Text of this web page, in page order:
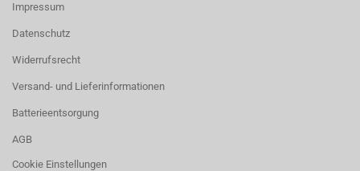
Impressum
Datenschutz
Widerrufsrecht
Versand- und Lieferinformationen
Batterieentsorgung
AGB
Cookie Einstellungen